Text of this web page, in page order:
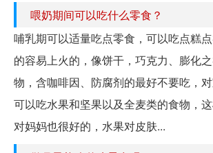
喂奶期间可以吃什么零食？
哺乳期可以适量吃点零食，可以吃点糕
的容易上火的，像饼干，巧克力、膨化
物，含咖啡因、防腐剂的最好不要吃，
可以吃水果和坚果以及全麦类的食物，
对妈妈也很好的，水果对皮肤...